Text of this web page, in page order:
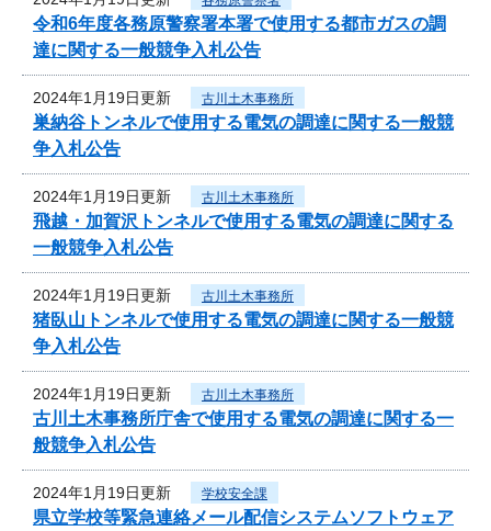
令和6年度各務原警察署本署で使用する都市ガスの調
達に関する一般競争入札公告
2024年1月19日更新 古川土木事務所
巣納谷トンネルで使用する電気の調達に関する一般競
争入札公告
2024年1月19日更新 古川土木事務所
飛越・加賀沢トンネルで使用する電気の調達に関する
一般競争入札公告
2024年1月19日更新 古川土木事務所
猪臥山トンネルで使用する電気の調達に関する一般競
争入札公告
2024年1月19日更新 古川土木事務所
古川土木事務所庁舎で使用する電気の調達に関する一
般競争入札公告
2024年1月19日更新 学校安全課
県立学校等緊急連絡メール配信システムソフトウェア